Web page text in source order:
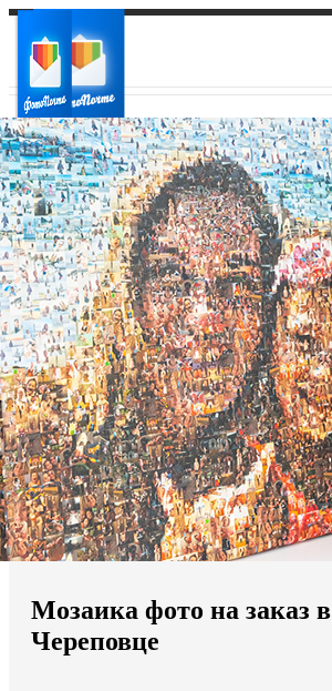
Ваш город:
Ваш регион доставки
Выберите из списка:
Мы доставляем по всему миру
Продолжить без города
Мозаика фото на заказ в
Череповце